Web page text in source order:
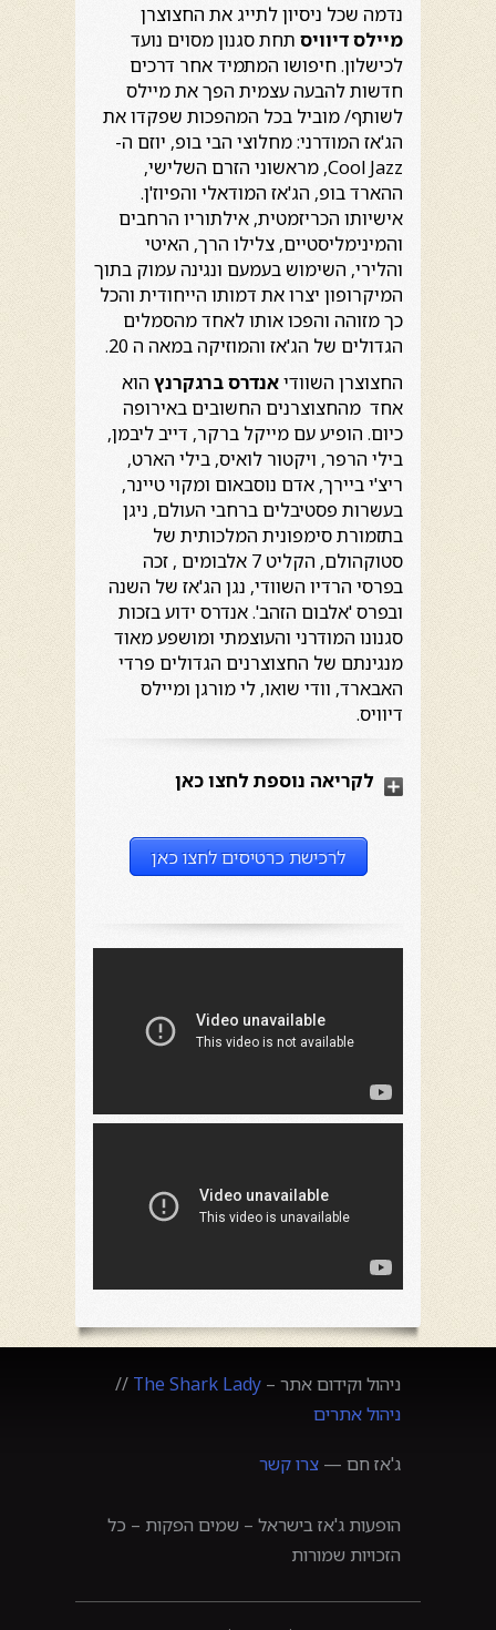
נדמה שכל ניסיון לתייג את החצוצרן
מיילס דיוויס תחת סגנון מסוים נועד
לכישלון. חיפושו המתמיד אחר דרכים
חדשות להבעה עצמית הפך את מיילס
לשותף/ מוביל בכל המהפכות שפקדו את
הג'אז המודרני: מחלוצי הבי בופ, יוזם ה-
Cool Jazz, מראשוני הזרם השלישי,
ההארד בופ, הג'אז המודאלי והפיוז'ן.
אישיותו הכריזמטית, אילתוריו הרחבים
והמינימליסטיים, צלילו הרך, האיטי
והלירי, השימוש בעמעם ונגינה עמוק בתוך
המיקרופון יצרו את דמותו הייחודית והכל
כך מזוהה והפכו אותו לאחד מהסמלים
הגדולים של הג'אז והמוזיקה במאה ה 20.
החצוצרן השוודיאנדרס ברגקרנץ הוא
אחד מהחצוצרנים החשובים באירופה
כיום. הופיע עם מייקל ברקר, דייב ליבמן,
בילי הרפר, ויקטור לואיס, בילי הארט,
ריצ'י ביירך, אדם נוסבאום ומקוי טיינר,
בעשרות פסטיבלים ברחבי העולם, ניגן
בתזמורת סימפונית המלכותית של
סטוקהולם, הקליט 7 אלבומים , זכה
בפרסי הרדיו השוודי, נגן הג'אז של השנה
ובפרס 'אלבום הזהב'. אנדרס ידוע בזכות
סגנונו המודרני והעוצמתי ומושפע מאוד
מנגינתם של החצוצרנים הגדולים פרדי
האבארד, וודי שואו, לי מורגן ומיילס
דיוויס.
לקריאה נוספת לחצו כאן
לרכישת כרטיסים לחצו כאן
ניהול וקידום אתר – The Shark Lady
//
ניהול אתרים
ג'אז חם — צרו קשר
הופעות ג'אז בישראל – שמים הפקות – כל
הזכויות שמורות